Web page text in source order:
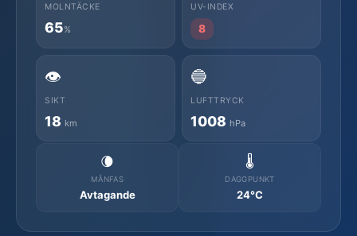
MOLNTÄCKE
65%
UV-INDEX
8
👁️
SIKT
18 km
🔵
LUFTTRYCK
1008 hPa
🌘
MÅNFAS
Avtagande
🌡️
DAGGPUNKT
24°C